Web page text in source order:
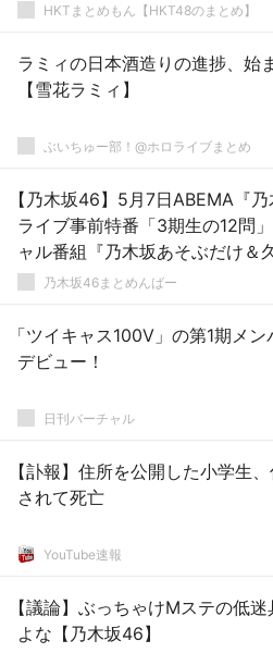
HKTまとめもん【HKT48のまとめ】
ラミィの日本酒造りの進捗、始
【雪花ラミィ】
ぶいちゅー部！@ホロライブまとめ
【乃木坂46】5月7日ABEMA『
ライブ事前特番「3期生の12問
ャル番組『乃木坂あそぶだけ＆
ネルSP ～のぎ動画最新ライン
乃木坂46まとめんばー
「ツイキャス100V」の第1期メ
デビュー！
日刊バーチャル
【訃報】住所を公開した小学生
されて死亡
YouTube速報
【議論】ぶっちゃけMステの低
よな【乃木坂46】